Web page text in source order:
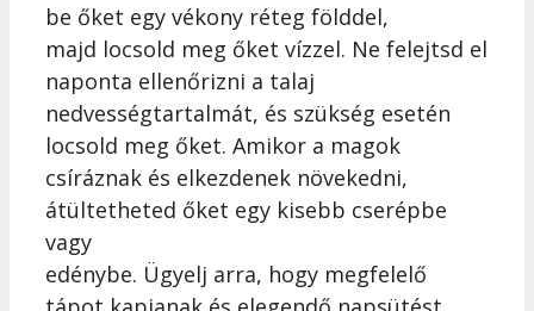
be őket egy vékony réteg földdel,
majd locsold meg őket vízzel. Ne felejtsd el
naponta ellenőrizni a talaj
nedvességtartalmát, és szükség esetén
locsold meg őket. Amikor a magok
csíráznak és elkezdenek növekedni,
átültetheted őket egy kisebb cserépbe
vagy
edénybe. Ügyelj arra, hogy megfelelő